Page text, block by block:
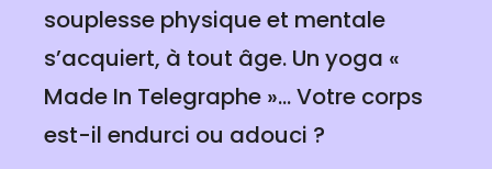
souplesse physique et mentale
s’acquiert, à tout âge. Un yoga «
Made In Telegraphe »... Votre corps
est-il endurci ou adouci ?